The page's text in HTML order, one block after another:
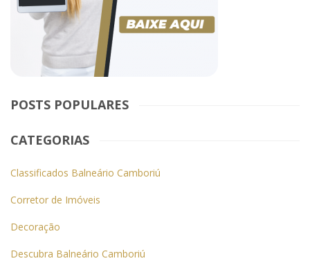
POSTS POPULARES
CATEGORIAS
Classificados Balneário Camboriú
Corretor de Imóveis
Decoração
Descubra Balneário Camboriú